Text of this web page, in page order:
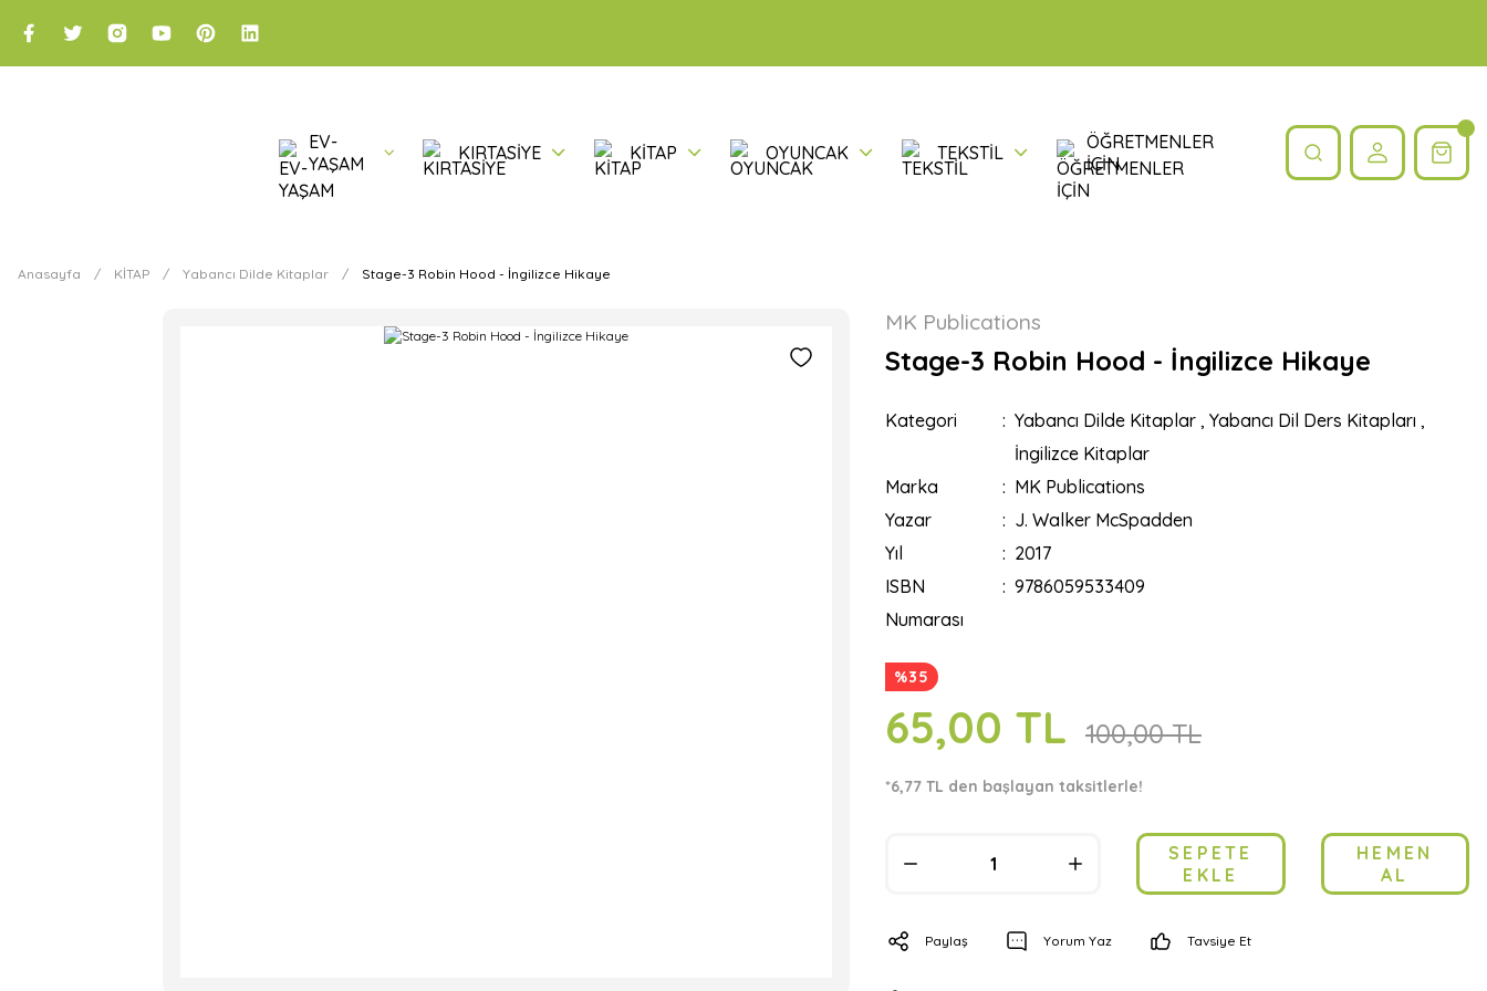
EV-
YAŞAM
KIRTASİYE KİTAP OYUNCAK TEKSTİL
ÖĞRETMENLER
İÇİN
Anasayfa KİTAP Yabancı Dilde Kitaplar Stage-3 Robin Hood - İngilizce Hikaye
MK Publications
Stage-3 Robin Hood - İngilizce Hikaye
Kategori Yabancı Dilde Kitaplar , Yabancı Dil Ders Kitapları ,
İngilizce Kitaplar
Marka
MK Publications
Yazar
J. Walker McSpadden
Yıl
2017
ISBN
Numarası
9786059533409
%35
65,00 TL 100,00 TL
*6,77 TL den başlayan taksitlerle!
SEPETE
EKLE
HEMEN
AL
Paylaş Yorum Yaz Tavsiye Et